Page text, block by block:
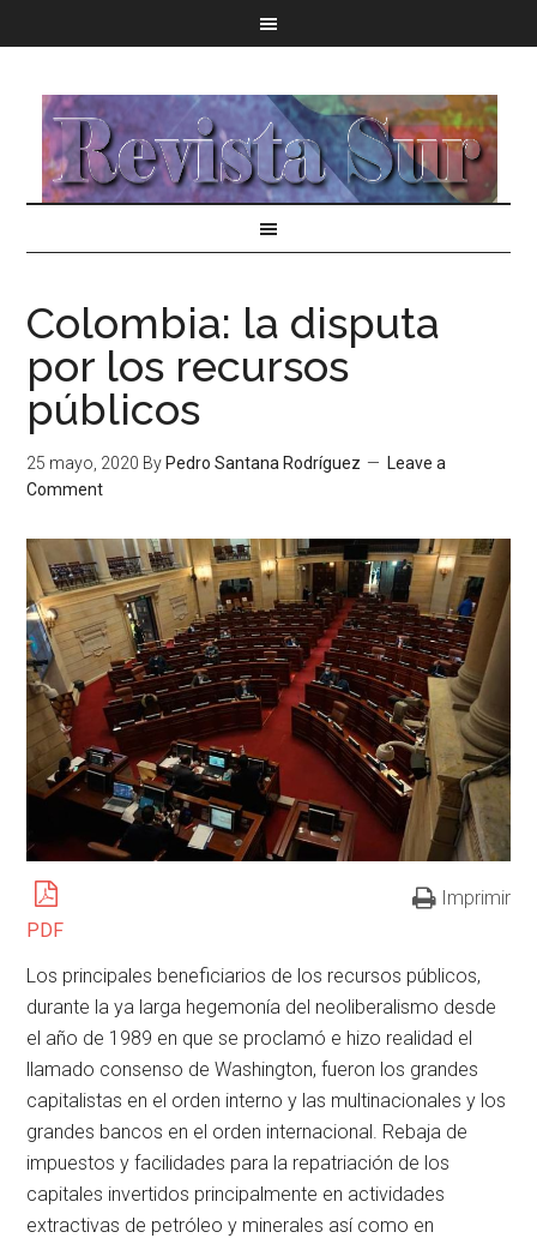
Colombia: la disputa
por los recursos
públicos
25 mayo, 2020 By Pedro Santana Rodríguez
Leave a
Comment
PDF
Imprimir
Los principales beneficiarios de los recursos públicos,
durante la ya larga hegemonía del neoliberalismo desde
el año de 1989 en que se proclamó e hizo realidad el
llamado consenso de Washington, fueron los grandes
capitalistas en el orden interno y las multinacionales y los
grandes bancos en el orden internacional. Rebaja de
impuestos y facilidades para la repatriación de los
capitales invertidos principalmente en actividades
extractivas de petróleo y minerales así como en